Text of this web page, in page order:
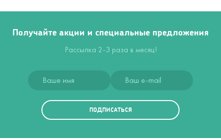
Получайте акции и специальные предложения
Рассылка 2-3 раза в месяц!
ПОДПИСАТЬСЯ